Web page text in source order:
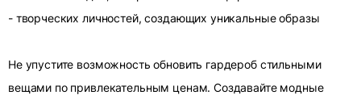
- творческих личностей, создающих уникальные образы
Не упустите возможность обновить гардероб стильными
вещами по привлекательным ценам. Создавайте модные